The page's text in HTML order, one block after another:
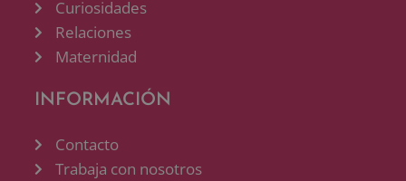
Curiosidades
Relaciones
Maternidad
INFORMACIÓN
Contacto
Trabaja con nosotros